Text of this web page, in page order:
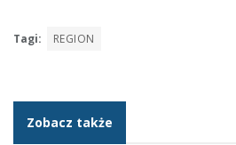
Tagi: REGION
Zobacz także